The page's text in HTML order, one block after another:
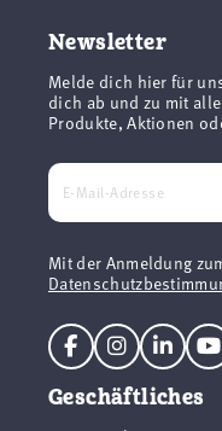
Newsletter
Melde dich hier für
dich ab und zu mit
Produkte, Aktionen
Mit der Anmeldung
Geschäftliches